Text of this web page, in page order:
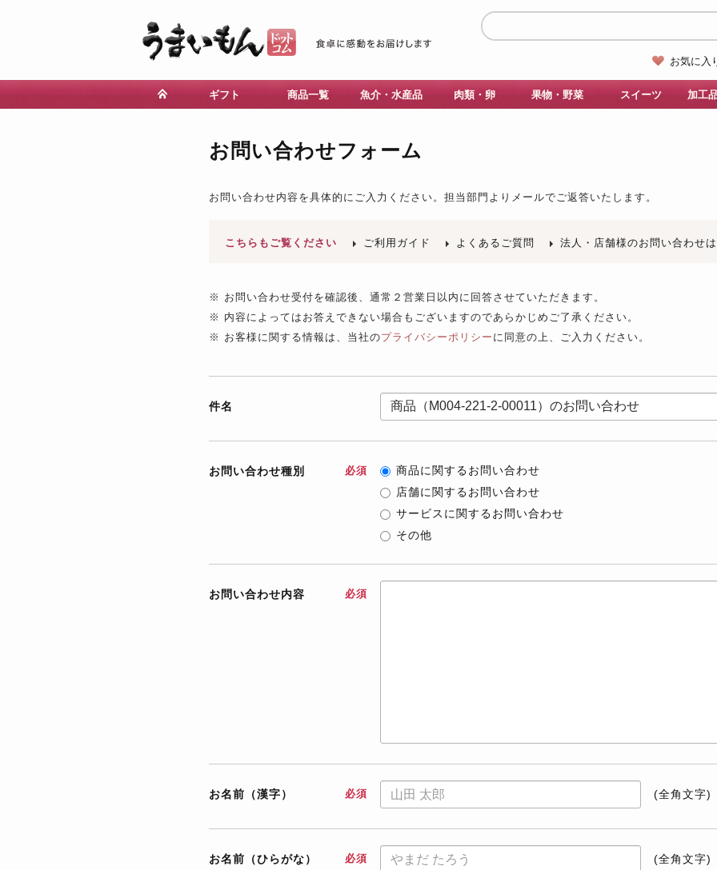
お気に入
ギフト 商品一覧 魚介・水産品 肉類・卵 果物・野菜 スイーツ 加工
お問い合わせフォーム
お問い合わせ内容を具体的にご入力ください。担当部門よりメールでご返答いたします。
こちらもご覧ください ご利用ガイド よくあるご質問 法人・店舗様のお問い合わせ
※ お問い合わせ受付を確認後、通常２営業日以内に回答させていただきます。
※ 内容によってはお答えできない場合もございますのであらかじめご了承ください。
※ お客様に関する情報は、当社のプライバシーポリシー に同意の上、ご入力ください。
件名
お問い合わせ種別 必須
商品に関するお問い合わせ
店舗に関するお問い合わせ
サービスに関するお問い合わせ
その他
お問い合わせ内容 必須
お名前（漢字） 必須 (全角文字)
お名前（ひらがな） 必須 (全角文字)